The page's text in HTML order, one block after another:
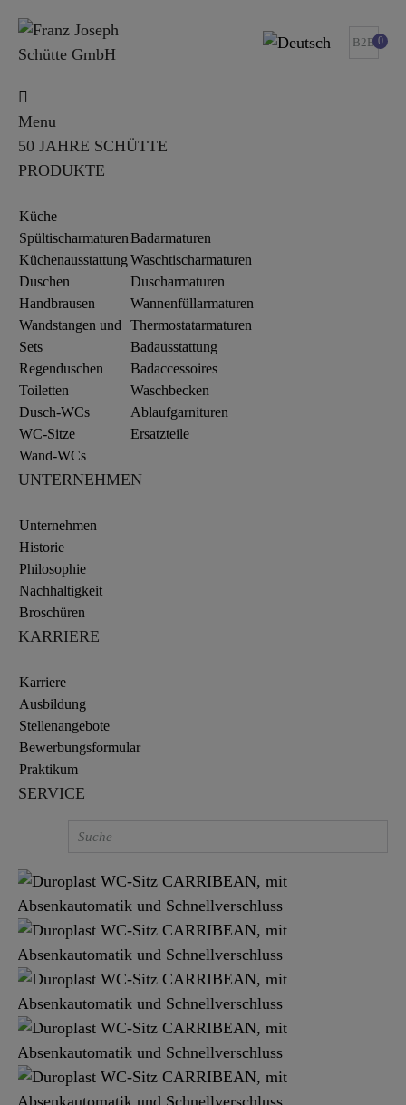
B2B 0
Menu
50 JAHRE SCHÜTTE
PRODUKTE
Küche
Spültischarmaturen
Küchenausstattung
Duschen
Handbrausen
Wandstangen und
Sets
Regenduschen
Toiletten
Dusch-WCs
WC-Sitze
Wand-WCs
Badarmaturen
Waschtischarmaturen
Duscharmaturen
Wannenfüllarmaturen
Thermostatarmaturen
Badausstattung
Badaccessoires
Waschbecken
Ablaufgarnituren
Ersatzteile
UNTERNEHMEN
Unternehmen
Historie
Philosophie
Nachhaltigkeit
Broschüren
KARRIERE
Karriere
Ausbildung
Stellenangebote
Bewerbungsformular
Praktikum
SERVICE